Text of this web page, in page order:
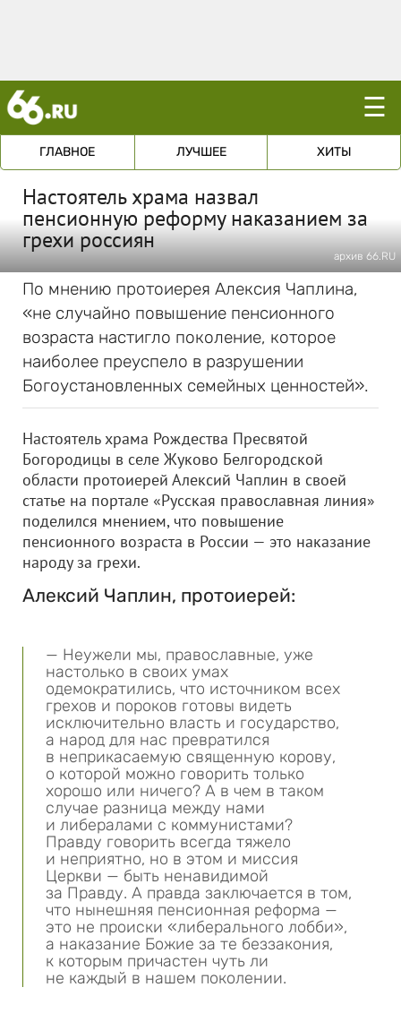
☰
ГЛАВНОЕ ЛУЧШЕЕ ХИТЫ
Настоятель храма назвал
пенсионную реформу наказанием за
грехи россиян
архив 66.RU
По мнению протоиерея Алексия Чаплина,
«не случайно повышение пенсионного
возраста настигло поколение, которое
наиболее преуспело в разрушении
Богоустановленных семейных ценностей».
Настоятель храма Рождества Пресвятой
Богородицы в селе Жуково Белгородской
области протоиерей Алексий Чаплин в своей
статье на портале «Русская православная линия»
поделился мнением, что повышение
пенсионного возраста в России — это наказание
народу за грехи.
Алексий Чаплин, протоиерей:
— Неужели мы, православные, уже
настолько в своих умах
одемократились, что источником всех
грехов и пороков готовы видеть
исключительно власть и государство,
а народ для нас превратился
в неприкасаемую священную корову,
о которой можно говорить только
хорошо или ничего? А в чем в таком
случае разница между нами
и либералами с коммунистами?
Правду говорить всегда тяжело
и неприятно, но в этом и миссия
Церкви — быть ненавидимой
за Правду. А правда заключается в том,
что нынешняя пенсионная реформа —
это не происки «либерального лобби»,
а наказание Божие за те беззакония,
к которым причастен чуть ли
не каждый в нашем поколении.